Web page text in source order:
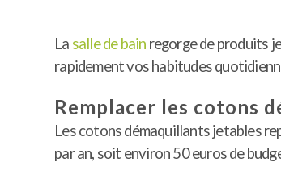
La salle de bain regorge de produits
rapidement vos habitudes
Remplacer les cotons
Les cotons démaquillants jetables
par an, soit environ 50 euros de